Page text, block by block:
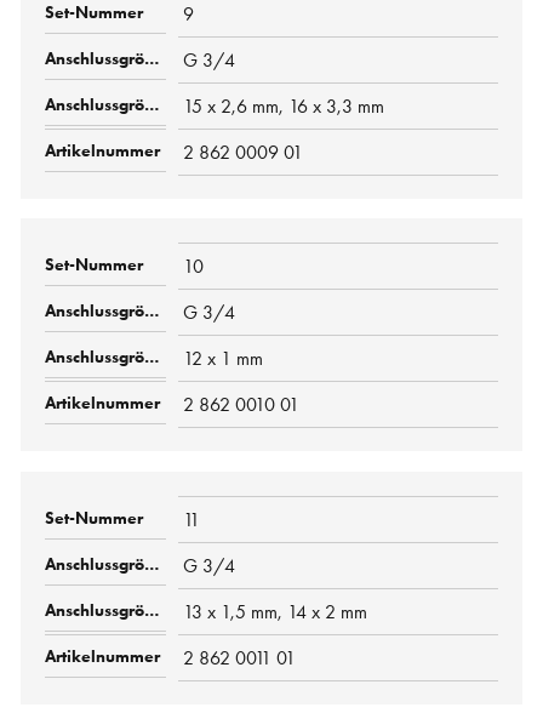
9
G 3/4
15 x 2,6 mm, 16 x 3,3 mm
2 862 0009 01
10
G 3/4
12 x 1 mm
2 862 0010 01
11
G 3/4
13 x 1,5 mm, 14 x 2 mm
2 862 0011 01